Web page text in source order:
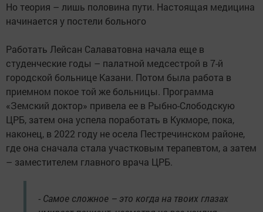
Но теория – лишь половина пути. Настоящая медицина
начинается у постели больного
Работать Лейсан Салаватовна начала еще в
студенческие годы – палатной медсестрой в 7-й
городской больнице Казани. Потом была работа в
приемном покое той же больницы. Программа
«Земский доктор» привела ее в Рыбно-Слободскую
ЦРБ, затем она успела поработать в Кукморе, пока,
наконец, в 2022 году не осела Пестречинском районе,
где она сначала стала участковым терапевтом, а затем
– заместителем главного врача ЦРБ.
- Самое сложное – это когда на твоих глазах